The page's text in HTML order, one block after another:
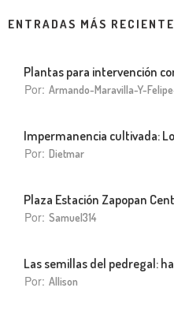
ENTRADAS MÁS
Plantas para intervención
Por: Armando-Maravilla-Y-
Impermanencia cultivada:
Por: Dietmar
Plaza Estación Zapopan
Por: Samuel314
Las semillas del pedregal:
Por: Allison